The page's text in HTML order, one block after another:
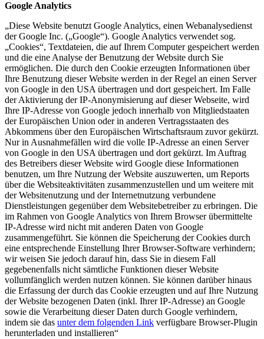
Google Analytics
„Diese Website benutzt Google Analytics, einen Webanalysedienst
der Google Inc. („Google“). Google Analytics verwendet sog.
„Cookies“, Textdateien, die auf Ihrem Computer gespeichert werden
und die eine Analyse der Benutzung der Website durch Sie
ermöglichen. Die durch den Cookie erzeugten Informationen über
Ihre Benutzung dieser Website werden in der Regel an einen Server
von Google in den USA übertragen und dort gespeichert. Im Falle
der Aktivierung der IP-Anonymisierung auf dieser Webseite, wird
Ihre IP-Adresse von Google jedoch innerhalb von Mitgliedstaaten
der Europäischen Union oder in anderen Vertragsstaaten des
Abkommens über den Europäischen Wirtschaftsraum zuvor gekürzt.
Nur in Ausnahmefällen wird die volle IP-Adresse an einen Server
von Google in den USA übertragen und dort gekürzt. Im Auftrag
des Betreibers dieser Website wird Google diese Informationen
benutzen, um Ihre Nutzung der Website auszuwerten, um Reports
über die Websiteaktivitäten zusammenzustellen und um weitere mit
der Websitenutzung und der Internetnutzung verbundene
Dienstleistungen gegenüber dem Websitebetreiber zu erbringen. Die
im Rahmen von Google Analytics von Ihrem Browser übermittelte
IP-Adresse wird nicht mit anderen Daten von Google
zusammengeführt. Sie können die Speicherung der Cookies durch
eine entsprechende Einstellung Ihrer Browser-Software verhindern;
wir weisen Sie jedoch darauf hin, dass Sie in diesem Fall
gegebenenfalls nicht sämtliche Funktionen dieser Website
vollumfänglich werden nutzen können. Sie können darüber hinaus
die Erfassung der durch das Cookie erzeugten und auf Ihre Nutzung
der Website bezogenen Daten (inkl. Ihrer IP-Adresse) an Google
sowie die Verarbeitung dieser Daten durch Google verhindern,
indem sie das unter dem folgenden Link verfügbare Browser-Plugin
herunterladen und installieren“